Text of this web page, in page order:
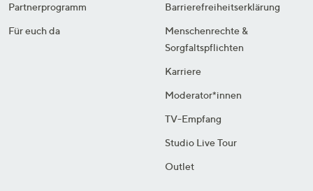
Partnerprogramm
Für euch da
Barrierefreiheitserklärung
Menschenrechte &
Sorgfaltspflichten
Karriere
Moderator*innen
TV-Empfang
Studio Live Tour
Outlet